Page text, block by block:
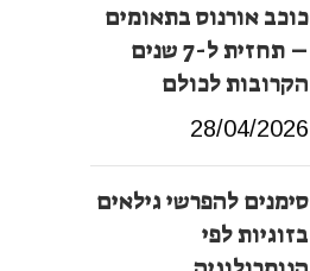
כוכב אורנוס בתאומים
– תחזית ל-7 שנים
הקרובות לכולם
28/04/2026
סימנים להפרשי גילאים
בזוגיות לפי